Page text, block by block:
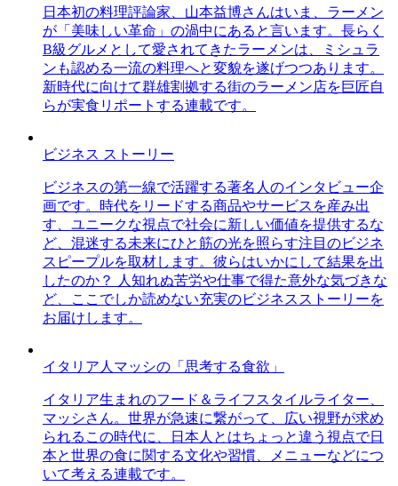
日本初の料理評論家、山本益博さんはいま、ラーメン
が「美味しい革命」の渦中にあると言います。長らく
B級グルメとして愛されてきたラーメンは、ミシュラ
ンも認める一流の料理へと変貌を遂げつつあります。
新時代に向けて群雄割拠する街のラーメン店を巨匠自
らが実食リポートする連載です。
ビジネス ストーリー
ビジネスの第一線で活躍する著名人のインタビュー企
画です。時代をリードする商品やサービスを産み出
す、ユニークな視点で社会に新しい価値を提供するな
ど、混迷する未来にひと筋の光を照らす注目のビジネ
スピープルを取材します。彼らはいかにして結果を出
したのか？ 人知れぬ苦労や仕事で得た意外な気づきな
ど、ここでしか読めない充実のビジネスストーリーを
お届けします。
イタリア人マッシの「思考する食欲」
イタリア生まれのフード＆ライフスタイルライター、
マッシさん。世界が急速に繋がって、広い視野が求め
られるこの時代に、日本人とはちょっと違う視点で日
本と世界の食に関する文化や習慣、メニューなどにつ
いて考える連載です。